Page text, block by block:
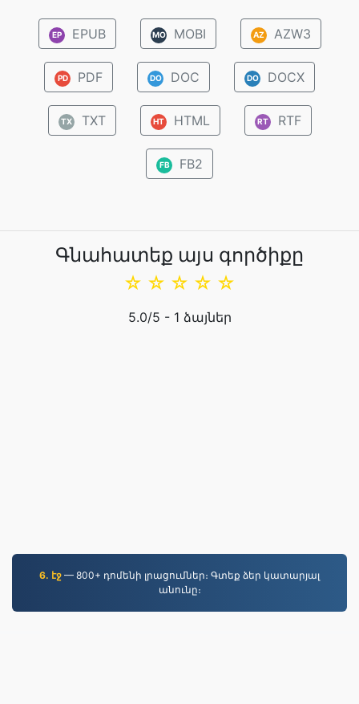
EP EPUB MO MOBI AZ AZW3
PD PDF DO DOC DO DOCX
TX TXT HT HTML RT RTF
FB FB2
Գնահատեք այս գործիքը
☆
☆
☆
☆
☆
5.0/5 - 1 ձայներ
6. էջ — 800+ դոմենի լրացումներ։ Գտեք ձեր կատարյալ
անունը։